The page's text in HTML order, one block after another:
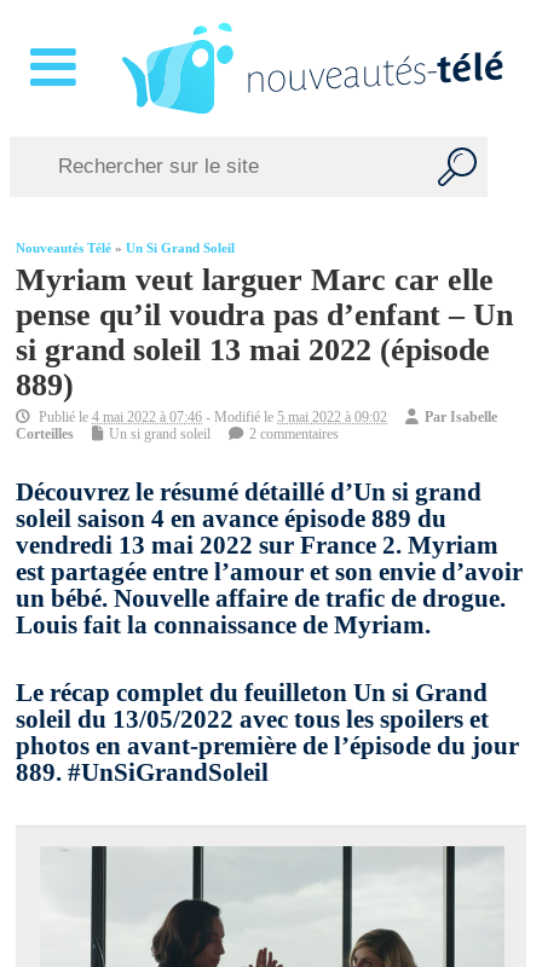
Nouveautés Télé »Un Si Grand Soleil
Myriam veut larguer Marc car elle
pense qu’il voudra pas d’enfant – Un
si grand soleil 13 mai 2022 (épisode
889)
Publié le4 mai 2022 à 07:46 - Modifié le5 mai 2022 à 09:02 ParIsabelle
Corteilles
Un si grand soleil 2 commentaires
Découvrez le résumé détaillé d’Un si grand
soleil saison 4 en avance épisode 889 du
vendredi 13 mai 2022 sur France 2. Myriam
est partagée entre l’amour et son envie d’avoir
un bébé. Nouvelle affaire de trafic de drogue.
Louis fait la connaissance de Myriam.
Le récap complet du feuilleton Un si Grand
soleil du 13/05/2022 avec tous les spoilers et
photos en avant-première de l’épisode du jour
889. #UnSiGrandSoleil